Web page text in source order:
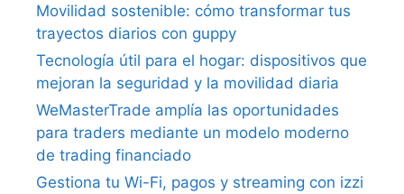
Movilidad sostenible: cómo transformar tus
trayectos diarios con guppy
Tecnología útil para el hogar: dispositivos que
mejoran la seguridad y la movilidad diaria
WeMasterTrade amplía las oportunidades
para traders mediante un modelo moderno
de trading financiado
Gestiona tu Wi-Fi, pagos y streaming con izzi